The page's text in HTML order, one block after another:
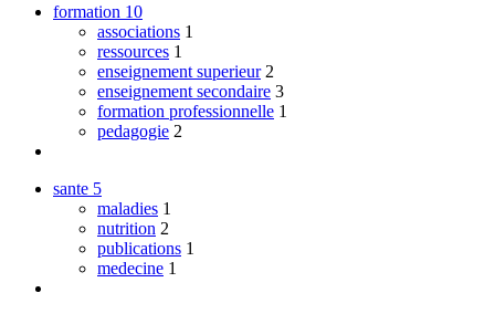
formation 10
associations 1
ressources 1
enseignement superieur 2
enseignement secondaire 3
formation professionnelle 1
pedagogie 2
sante 5
maladies 1
nutrition 2
publications 1
medecine 1